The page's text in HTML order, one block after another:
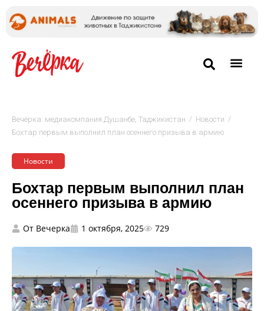
Вечёрка: медиакомпания Душанбе, Таджикистан / Новости /
Бохтар первым выполнил план осеннего призыва в армию
Новости
Бохтар первым выполнил план
осеннего призыва в армию
От Вечерка 1 октября, 2025 729